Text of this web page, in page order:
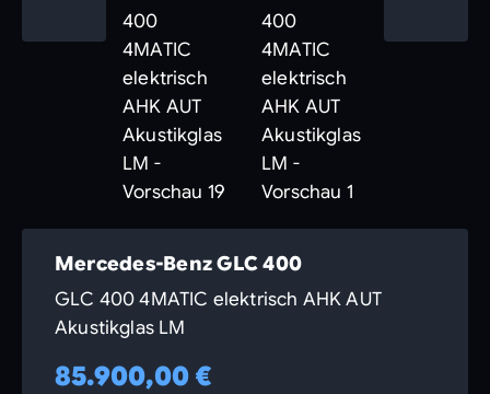
Mercedes-Benz GLC 400
GLC 400 4MATIC elektrisch AHK AUT
Akustikglas LM
85.900,00 €